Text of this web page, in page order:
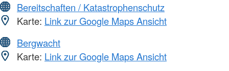
Bereitschaften / Katastrophenschutz
Karte: Link zur Google Maps Ansicht
Bergwacht
Karte: Link zur Google Maps Ansicht